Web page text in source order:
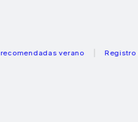
verano Registro DPP